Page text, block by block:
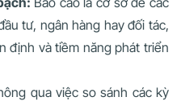
tư, ngân hàng hay đối tác,
định và tiềm năng phát triển
qua việc so sánh các kỳ